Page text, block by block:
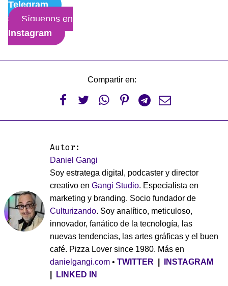
Telegram
Síguenos en
Instagram
Compartir en:
     
Autor:
Daniel Gangi
Soy estratega digital, podcaster y director
creativo en Gangi Studio. Especialista en
marketing y branding. Socio fundador de
Culturizando. Soy analítico, meticuloso,
innovador, fanático de la tecnología, las
nuevas tendencias, las artes gráficas y el buen
café. Pizza Lover since 1980. Más en
danielgangi.com • TWITTER
INSTAGRAM
LINKED IN